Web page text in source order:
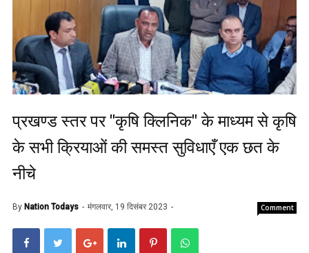
प्रखण्ड स्तर पर "कृषि क्लिनिक" के माध्यम से कृषि
के सभी क्रियाओं की समस्त सुविधाएँ एक छत के
नीचे
By Nation Todays मंगलवार, 19 दिसंबर 2023 Comment